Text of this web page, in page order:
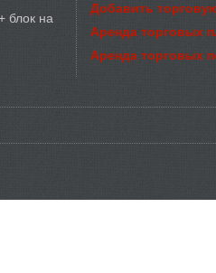
блок на
Добавить
Аренда торговых
Аренда торговых